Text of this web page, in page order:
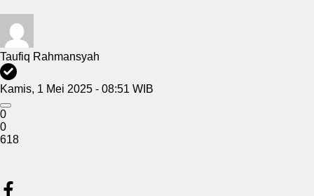
Taufiq Rahmansyah
Kamis, 1 Mei 2025 - 08:51 WIB
0
0
618